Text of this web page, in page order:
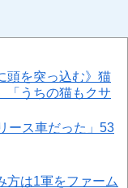
頭を突っ込む》猫
「うちの猫もクサ
ース車だった」53
方は1軍をファーム